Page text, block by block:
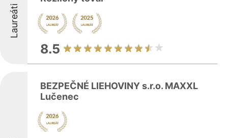
Laureáti
8.5
BEZPEČNÉ LIEHOVINY s.r.o. MAXXL
Lučenec